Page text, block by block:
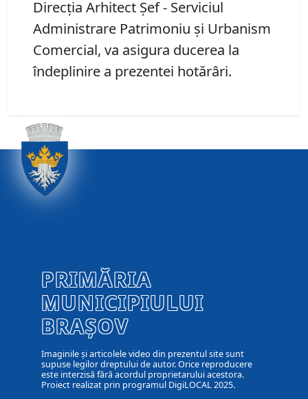
Direcţia Arhitect Şef - Serviciul
Administrare Patrimoniu şi Urbanism
Comercial, va asigura ducerea la
îndeplinire a prezentei hotărâri.
PRIMĂRIA
MUNICIPIULUI
BRAȘOV
Imaginile și articolele video din prezentul site sunt
supuse legilor dreptului de autor. Orice reproducere
este interzisă fără acordul proprietarului acestora.
Proiect realizat prin programul DigiLOCAL 2025.